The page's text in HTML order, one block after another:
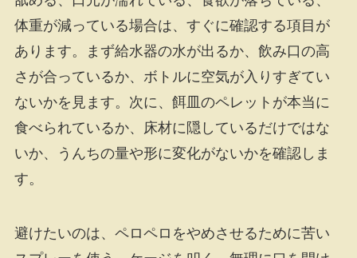
体重が減っている場合は、すぐに確認する項目が
あります。まず給水器の水が出るか、飲み口の高
さが合っているか、ボトルに空気が入りすぎてい
ないかを見ます。次に、餌皿のペレットが本当に
食べられているか、床材に隠しているだけではな
いか、うんちの量や形に変化がないかを確認しま
す。
避けたいのは、ペロペロをやめさせるために苦い